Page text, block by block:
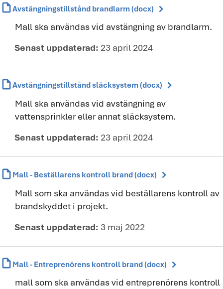
draftAvstängningstillstånd brandlarm (docx) chevron_right
Mall ska användas vid avstängning av brandlarm.
Senast uppdaterad: 23 april 2024
draftAvstängningstillstånd släcksystem (docx) chevron_right
Mall ska användas vid avstängning av
vattensprinkler eller annat släcksystem.
Senast uppdaterad: 23 april 2024
draft Mall - Beställarens kontroll brand (docx) chevron_right
Mall som ska användas vid beställarens kontroll av
brandskyddet i projekt.
Senast uppdaterad: 3 maj 2022
draft Mall - Entreprenörens kontroll brand (docx) chevron_right
mall som ska användas vid entreprenörens kontroll